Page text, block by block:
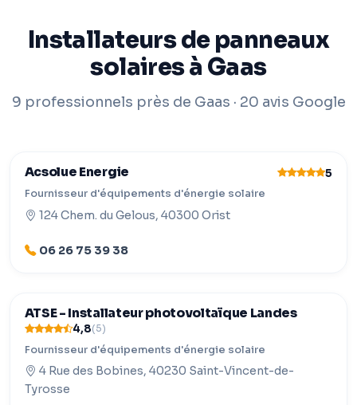
Installateurs de panneaux
solaires à Gaas
9 professionnels près de Gaas · 20 avis Google
Acsolue Energie 5
Fournisseur d'équipements d'énergie solaire
124 Chem. du Gelous, 40300 Orist
06 26 75 39 38
ATSE - Installateur photovoltaïque Landes
4,8(5)
Fournisseur d'équipements d'énergie solaire
4 Rue des Bobines, 40230 Saint-Vincent-de-
Tyrosse